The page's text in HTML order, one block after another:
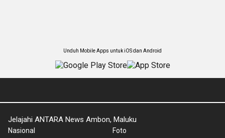
Unduh Mobile Apps untuk iOS dan Android
Jelajahi ANTARA News Ambon, Maluku
Nasional
Foto